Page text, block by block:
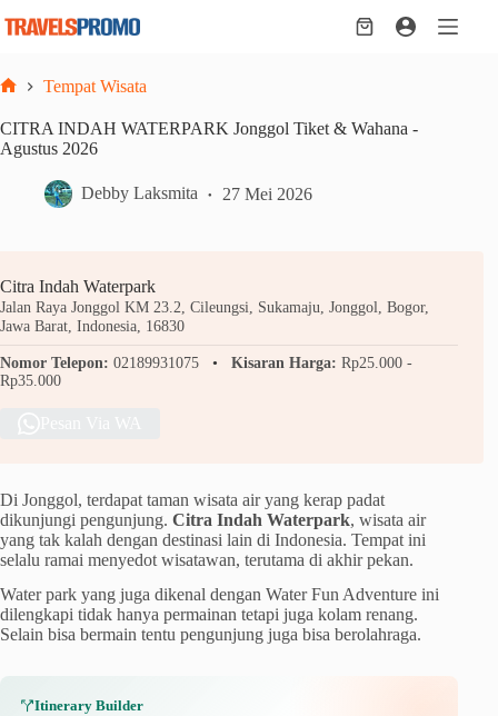
Shopping
Tempat Wisata
CITRA INDAH WATERPARK Jonggol Tiket & Wahana -
Agustus 2026
Debby Laksmita 27 Mei 2026
Citra Indah Waterpark
Jalan Raya Jonggol KM 23.2, Cileungsi, Sukamaju, Jonggol, Bogor,
Jawa Barat, Indonesia, 16830
Nomor Telepon: 02189931075 Kisaran Harga: Rp25.000 -
Rp35.000
Di Jonggol, terdapat taman wisata air yang kerap padat
dikunjungi pengunjung. Citra Indah Waterpark, wisata air
yang tak kalah dengan destinasi lain di Indonesia. Tempat ini
selalu ramai menyedot wisatawan, terutama di akhir pekan.
Water park yang juga dikenal dengan Water Fun Adventure ini
dilengkapi tidak hanya permainan tetapi juga kolam renang.
Selain bisa bermain tentu pengunjung juga bisa berolahraga.
Itinerary Builder